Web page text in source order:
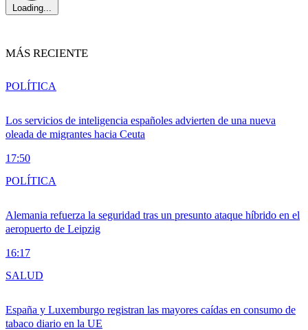
Loading...
MÁS RECIENTE
Los servicios de inteligencia españoles advierten de una nueva
oleada de migrantes hacia Ceuta
17:50
POLÍTICA
Alemania refuerza la seguridad tras un presunto ataque híbrido en el
aeropuerto de Leipzig
16:17
POLÍTICA
España y Luxemburgo registran las mayores caídas en consumo de
tabaco diario en la UE
SALUD